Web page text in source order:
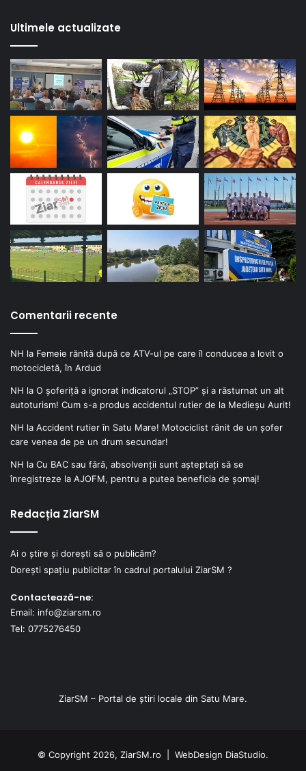
Ultimele actualizate
Comentarii recente
NH la Femeie rănită după ce ATV-ul pe care îl conducea a lovit o
motocicletă, în Ardud
NH la O șoferiță a ignorat indicatorul „STOP” și a răsturnat un alt
autoturism! Cum s-a produs accidentul rutier de la Medieșu Aurit!
NH la Accident rutier în Satu Mare! Motociclist rănit de un șofer
care venea de pe un drum secundar!
NH la Cu BAC sau fără, absolvenții sunt așteptați să se
înregistreze la AJOFM, pentru a putea beneficia de șomaj!
Redacția ZiarSM
Ai o știre și dorești să o publicăm?
Dorești spațiu publicitar în cadrul portalului ZiarSM ?
Contactează-ne:
Email: info@ziarsm.ro
Tel: 0775276450
ZiarSM – Portal de știri locale din Satu Mare.
© Copyright 2026, ZiarSM.ro | WebDesign DiaStudio.